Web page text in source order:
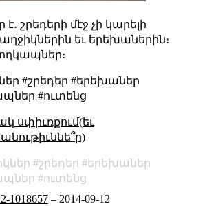
է․ շրեդերի մէջ չի կարելի
եւ երեխաներին։
#շրեդեր #երեխաներ
#ուտենց
սփիւռքում(եւ
շրեդեր
երեխաներ
ուտենց
1018657– 2014-09-12